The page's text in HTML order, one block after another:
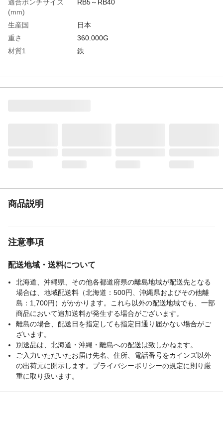
適合ポンチサイズ
(mm)
RB5～RB40
生産国
日本
重さ
360.000G
材質1
鉄
商品説明
注意事項
配送地域・送料について
北海道、沖縄県、その他各都道府県の離島地域が配送先となる
場合は、地域配送料（北海道：500円、沖縄県およびその他離
島：1,700円）がかかります。これら以外の配送地域でも、一部
商品において追加送料が発生する場合がございます。
離島の場合、配送日を指定しても指定日通り届かない場合がご
ざいます。
別送品は、北海道・沖縄・離島への配送は致しかねます。
ご入力いただいたお届け先名、住所、電話番号をカインズ以外
の出荷元に開示します。プライバシーポリシーの規定に則り厳
重に取り扱います。